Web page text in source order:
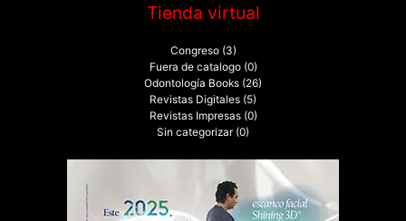
Tienda virtual
Congreso (3)
Fuera de catalogo (0)
Odontología Books (26)
Revistas Digitales (5)
Revistas Impresas (0)
Sin categorizar (0)